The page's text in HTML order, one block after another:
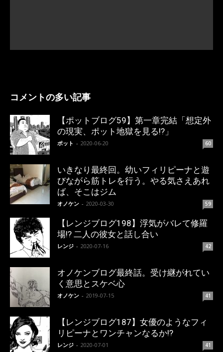
コメントの多い記事
【ポットブログ59】第一章完結「想定外
の現実、ポット地獄を見る!?」
ポット - 2020-06-20 60
いきなり最終回。幼いフィリピーナと遊
びながら筋トレを行う。やる気さえあれ
ば、そこはジム
オノケン - 2020-03-30 59
【レンジブログ198】浮気がバレて修羅
場!? 二人の彼女と話し合い
レンジ - 2020-07-16 42
オノケンブログ最終話。受け継がれてい
く意思とスケベ心
オノケン - 2019-07-15 41
【レンジブログ187】女優のようなフィ
リピーナとワンチャンなるか!?
レンジ - 2020-07-01 41